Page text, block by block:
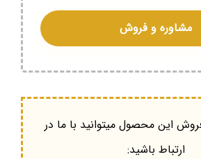
مشاوره و فروش
این محصول میتوانید با ما در
ارتباط باشید: